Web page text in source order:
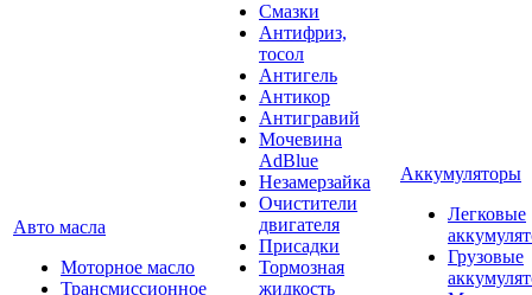
Авто масла
Моторное масло
Трансмиссионное
Смазки
Антифриз,
тосол
Антигель
Антикор
Антигравий
Мочевина
AdBlue
Незамерзайка
Очистители
двигателя
Присадки
Тормозная
жидкость
Аккумуляторы
Легковые
Грузовые